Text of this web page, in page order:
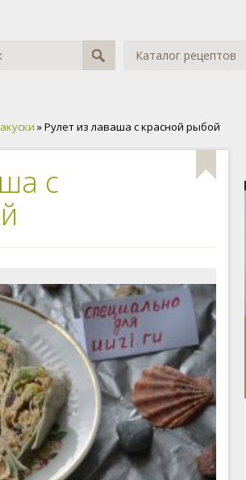
Каталог рецептов
» Рулет из лаваша с красной рыбой
с